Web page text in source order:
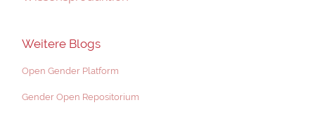
Weitere Blogs
Open Gender Platform
Gender Open Repositorium